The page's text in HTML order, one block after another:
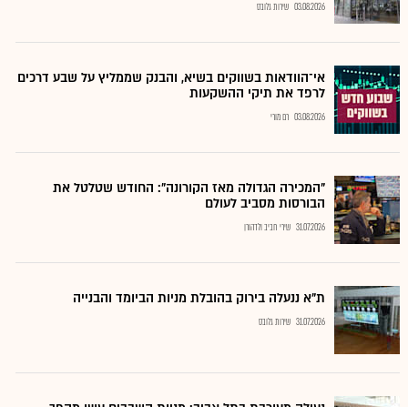
03.08.2026 שירות גלובס
אי־הוודאות בשווקים בשיא, והבנק שממליץ על שבע דרכים
לרפד את תיקי ההשקעות
03.08.2026 רם מורי
"המכירה הגדולה מאז הקורונה": החודש שטלטל את
הבורסות מסביב לעולם
31.07.2026 שירי חביב ולדהורן
ת"א ננעלה בירוק בהובלת מניות הביומד והבנייה
31.07.2026 שירות גלובס